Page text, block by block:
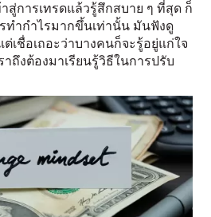
สู่การเทรดแล้วรู้สึกสบาย ๆ ที่สุด ก็
ทำกำไรมากขึ้นเท่านั้น มันฟังดู
ต่เชื่อเถอะว่าบางคนก็จะรู้อยู่แก่ใจ
าถึงต้องมาเรียนรู้วิธีในการปรับ